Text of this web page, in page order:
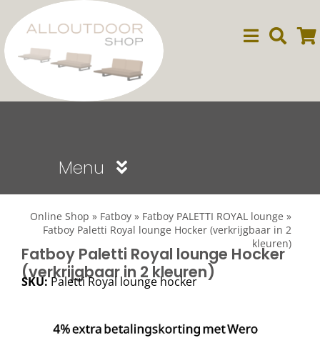
naar
inhoud
Menu
Dining
Online Shop » Fatboy » Fatboy PALETTI ROYAL lounge »
Fatboy Paletti Royal lounge Hocker (verkrijgbaar in 2
kleuren)
Fatboy Paletti Royal lounge Hocker
(verkrijgbaar in 2 kleuren)
SKU:Paletti Royal lounge hocker